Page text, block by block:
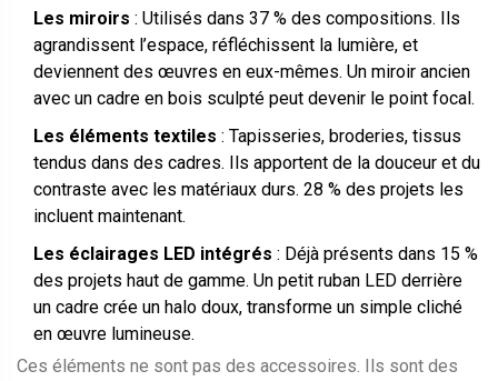
Les miroirs : Utilisés dans 37 % des compositions. Ils
agrandissent l’espace, réfléchissent la lumière, et
deviennent des œuvres en eux-mêmes. Un miroir ancien
avec un cadre en bois sculpté peut devenir le point focal.
Les éléments textiles : Tapisseries, broderies, tissus
tendus dans des cadres. Ils apportent de la douceur et du
contraste avec les matériaux durs. 28 % des projets les
incluent maintenant.
Les éclairages LED intégrés : Déjà présents dans 15 %
des projets haut de gamme. Un petit ruban LED derrière
un cadre crée un halo doux, transforme un simple cliché
en œuvre lumineuse.
Ces éléments ne sont pas des accessoires. Ils sont des